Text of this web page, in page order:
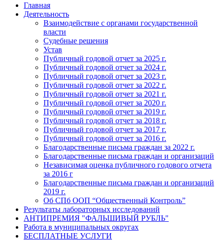
Главная
Деятельность
Взаимодействие с органами государственной
власти
Судебные решения
Устав
Публичный годовой отчет за 2025 г.
Публичный годовой отчет за 2024 г.
Публичный годовой отчет за 2023 г.
Публичный годовой отчет за 2022 г.
Публичный годовой отчет за 2021 г.
Публичный годовой отчет за 2020 г.
Публичный годовой отчет за 2019 г.
Публичный годовой отчет за 2018 г.
Публичный годовой отчет за 2017 г.
Публичный годовой отчет за 2016 г.
Благодарственные письма граждан за 2022 г.
Благодарственные письма граждан и организаций
Независимая оценка публичного годового отчета
за 2016 г
Благодарственные письма граждан и организаций
2019 г.
Об СПб ООП “Общественный Контроль”
Результаты лабораторных исследований
АНТИПРЕМИЯ "ФАЛЬШИВЫЙ РУБЛЬ"
Работа в муниципальных округах
БЕСПЛАТНЫЕ УСЛУГИ